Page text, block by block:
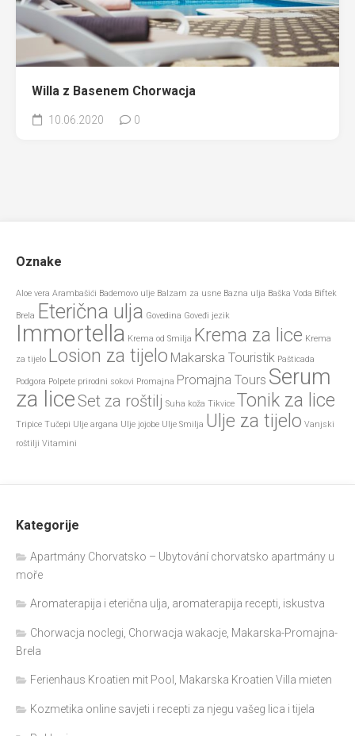
Willa z Basenem Chorwacja
10.06.2020 0
Oznake
Aloe vera Arambašići Bademovo ulje Balzam za usne Bazna ulja Baška Voda Biftek
Brela Eterična ulja Govedina Goveđi jezik
Immortella Krema od Smilja Krema za lice Krema
za tijelo Losion za tijelo Makarska Touristik Pašticada
Podgora Polpete prirodni sokovi Promajna Promajna Tours Serum
za lice Set za roštilj Suha koža Tikvice Tonik za lice
Tripice Tučepi Ulje argana Ulje jojobe Ulje Smilja Ulje za tijelo Vanjski
roštilji Vitamini
Kategorije
Apartmány Chorvatsko – Ubytování chorvatsko apartmány u
moře
Aromaterapija i eterična ulja, aromaterapija recepti, iskustva
Chorwacja noclegi, Chorwacja wakacje, Makarska-Promajna-
Brela
Ferienhaus Kroatien mit Pool, Makarska Kroatien Villa mieten
Kozmetika online savjeti i recepti za njegu vašeg lica i tijela